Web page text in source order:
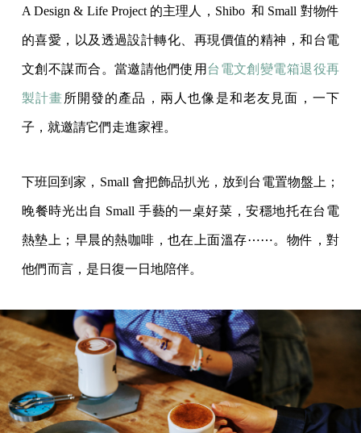
A Design & Life Project 的主理人，Shibo 和 Small 對物件
的喜愛，以及透過設計轉化、再現價值的精神，和台電
文創不謀而合。當邀請他們使用 台電文創變電箱退役再
製計畫 所開發的產品，兩人也像是和老友見面，一下
子，就邀請它們走進家裡。
下班回到家，Small 會把飾品扒光，放到台電置物盤上；
晚餐時光出自 Small 手藝的一桌好菜，安穩地托在台電
熱墊上；早晨的熱咖啡，也在上面溫存⋯⋯。物件，對
他們而言，是日復一日地陪伴。